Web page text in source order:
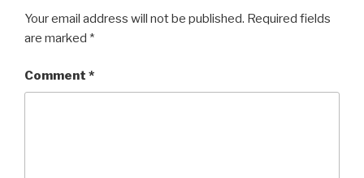
Your email address will not be published. Required fields
are marked *
Comment *